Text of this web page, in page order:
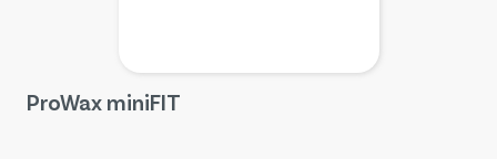
ProWax miniFIT